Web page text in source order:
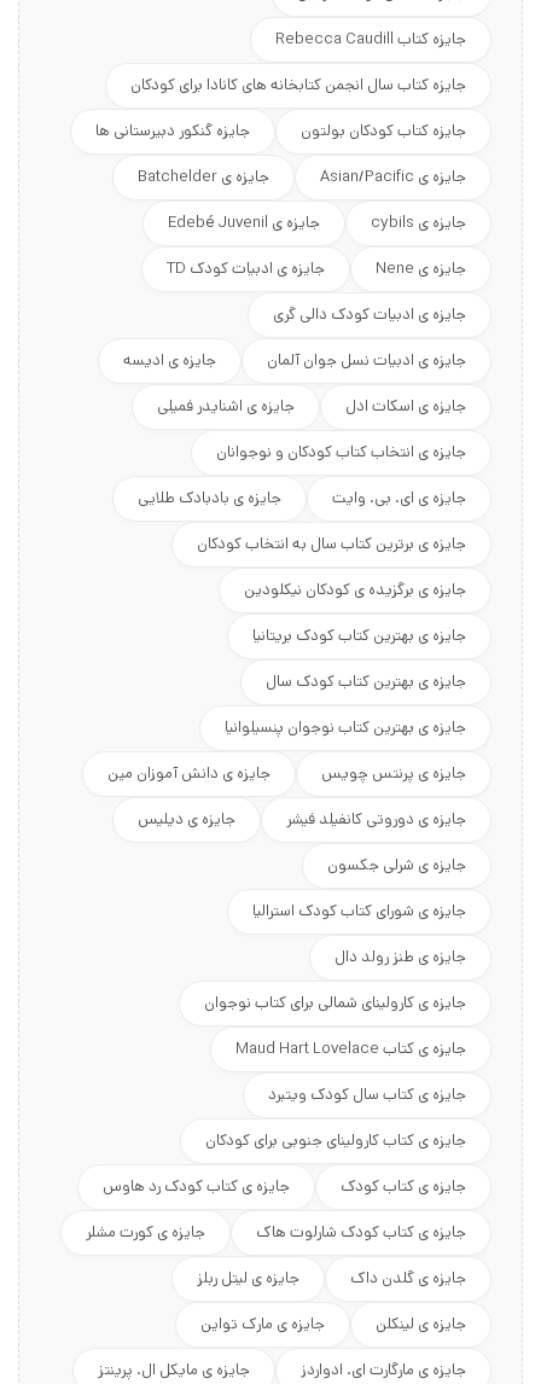
جایزه کتاب Rebecca Caudill
جایزه کتاب سال انجمن کتابخانه های کانادا برای کودکان
جایزه کتاب کودکان بولتون
جایزه گنکور دبیرستانی ها
جایزه ی Asian/Pacific
جایزه ی Batchelder
جایزه ی cybils
جایزه ی Edebé Juvenil
جایزه ی Nene
جایزه ی ادبیات کودک TD
جایزه ی ادبیات کودک دالی گری
جایزه ی ادبیات نسل جوان آلمان
جایزه ی ادیسه
جایزه ی اسکات ادل
جایزه ی اشنایدر فمیلی
جایزه ی انتخاب کتاب کودکان و نوجوانان
جایزه ی ای. بی. وایت
جایزه ی بادبادک طلایی
جایزه ی برترین کتاب سال به انتخاب کودکان
جایزه ی برگزیده ی کودکان نیکلودین
جایزه ی بهترین کتاب کودک بریتانیا
جایزه ی بهترین کتاب کودک سال
جایزه ی بهترین کتاب نوجوان پنسیلوانیا
جایزه ی پرنتس چویس
جایزه ی دانش آموزان مین
جایزه ی دوروتی کانفیلد فیشر
جایزه ی دیلیس
جایزه ی شرلی جکسون
جایزه ی شورای کتاب کودک استرالیا
جایزه ی طنز رولد دال
جایزه ی کارولینای شمالی برای کتاب نوجوان
جایزه ی کتاب Maud Hart Lovelace
جایزه ی کتاب سال کودک ویتبرد
جایزه ی کتاب کارولینای جنوبی برای کودکان
جایزه ی کتاب کودک
جایزه ی کتاب کودک رد هاوس
جایزه ی کتاب کودک شارلوت هاک
جایزه ی کورت مشلر
جایزه ی گلدن داک
جایزه ی لیتل ربلز
جایزه ی لینکلن
جایزه ی مارک تواین
جایزه ی مارگارت ای. ادواردز
جایزه ی مایکل ال. پرینتز